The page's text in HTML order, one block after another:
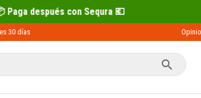
Sequra 💶
30 días
